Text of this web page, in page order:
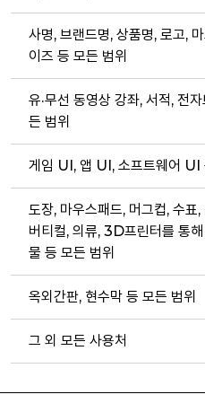
사명, 브랜드명, 상품명, 로고,
이즈 등 모든 범위
유·무선 동영상 강좌, 서적, 전
든 범위
게임 UI, 앱 UI, 소프트웨어 UI
도장, 마우스패드, 머그컵, 수표
버티컬, 의류, 3D프린터를 통
물 등 모든 범위
옥외간판, 현수막 등 모든 범위
그 외 모든 사용처